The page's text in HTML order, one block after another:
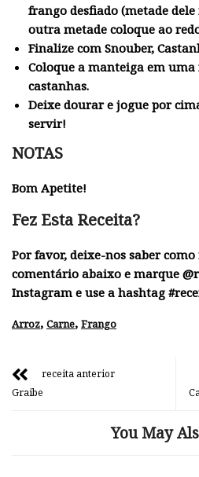
frango desfiado (metade
outra metade coloque ao
Finalize com Snouber,
Coloque a manteiga em
castanhas.
Deixe dourar e jogue por
servir!
NOTAS
Bom Apetite!
Fez Esta Receita?
Por favor, deixe-nos saber
comentário abaixo e marque
Instagram e use a hashtag
Arroz, Carne, Frango
receita anterior
Graibe
You May